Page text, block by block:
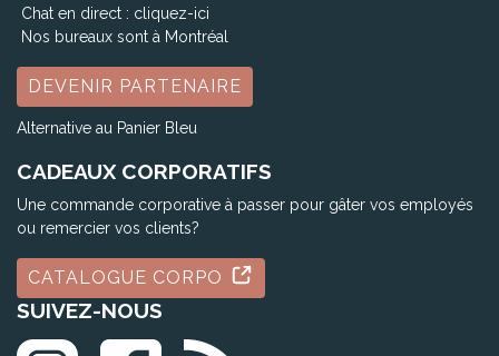
Chat en direct : cliquez-ici
Nos bureaux sont à Montréal
DEVENIR PARTENAIRE
Alternative au Panier Bleu
CADEAUX CORPORATIFS
Une commande corporative à passer pour gâter vos employés
ou remercier vos clients?
CATALOGUE CORPO
SUIVEZ-NOUS